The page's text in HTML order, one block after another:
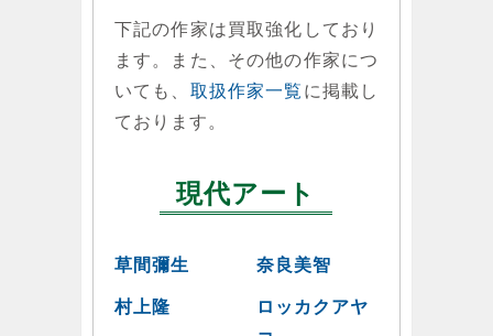
下記の作家は買取強化しており
ます。また、その他の作家につ
いても、 取扱作家一覧 に掲載し
ております。
現代アート
草間彌生 奈良美智
村上隆
ロッカクアヤ